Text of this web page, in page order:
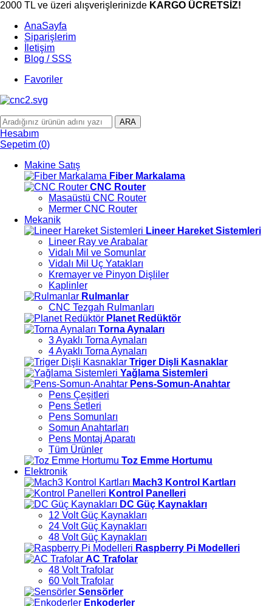
2000 TL ve üzeri alışverişlerinizde KARGO ÜCRETSİZ!
AnaSayfa
Siparişlerim
İletişim
Blog / SSS
Favoriler
ARA
Hesabım
Sepetim (0)
Makine Satış
Fiber Markalama
CNC Router
Masaüstü CNC Router
Mermer CNC Router
Mekanik
Lineer Hareket Sistemleri
Lineer Ray ve Arabalar
Vidalı Mil ve Somunlar
Vidalı Mil Uç Yatakları
Kremayer ve Pinyon Dişliler
Kaplinler
Rulmanlar
CNC Tezgah Rulmanları
Planet Redüktör
Torna Aynaları
3 Ayaklı Torna Aynaları
4 Ayaklı Torna Aynaları
Triger Dişli Kasnaklar
Yağlama Sistemleri
Pens-Somun-Anahtar
Pens Çeşitleri
Pens Setleri
Pens Somunları
Somun Anahtarları
Pens Montaj Aparatı
Tüm Ürünler
Toz Emme Hortumu
Elektronik
Mach3 Kontrol Kartları
Kontrol Panelleri
DC Güç Kaynakları
12 Volt Güç Kaynakları
24 Volt Güç Kaynakları
48 Volt Güç Kaynakları
Raspberry Pi Modelleri
AC Trafolar
48 Volt Trafolar
60 Volt Trafolar
Sensörler
Enkoderler